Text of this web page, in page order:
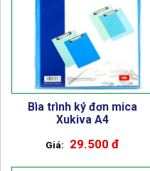
Bìa trình ký đơn mica
Xukiva A4
29.500 đ